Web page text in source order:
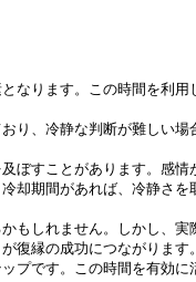
なります。この時間を利
り、冷静な判断が難しい
ぼすことがあります。感
却期間があれば、冷静さ
もしれません。しかし、
復縁の成功につながります。
プです。この時間を有効